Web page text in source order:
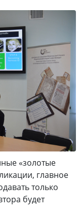
«золотые
главное
только
будет